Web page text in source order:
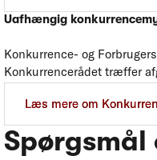
Uafhængig
Konkurrence- og
Konkurrencerådet træffer
Læs mere om
Spørgsmål